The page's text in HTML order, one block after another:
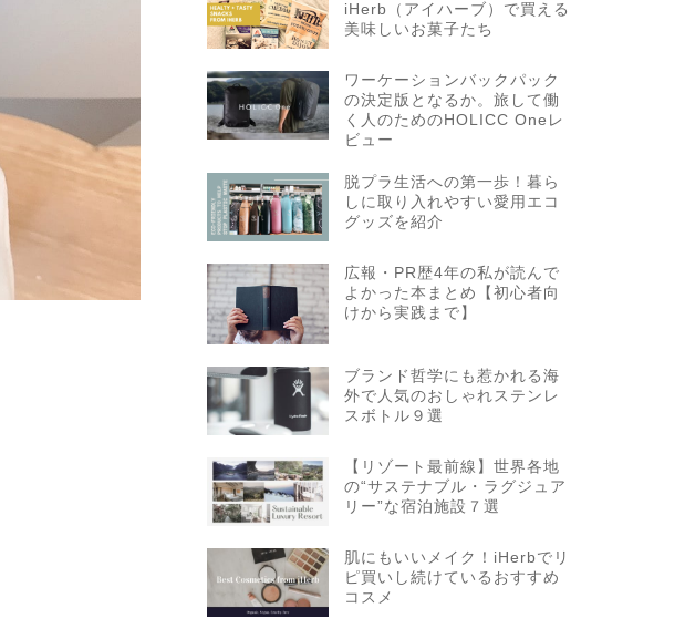
iHerb（アイハーブ）で買える
美味しいお菓子たち
ワーケーションバックパック
の決定版となるか。旅して働
く人のためのHOLICC Oneレ
ビュー
脱プラ生活への第一歩！暮ら
しに取り入れやすい愛用エコ
グッズを紹介
広報・PR歴4年の私が読んで
よかった本まとめ【初心者向
けから実践まで】
ブランド哲学にも惹かれる海
外で人気のおしゃれステンレ
スボトル９選
【リゾート最前線】世界各地
の“サステナブル・ラグジュア
リー”な宿泊施設７選
肌にもいいメイク！iHerbでリ
ピ買いし続けているおすすめ
コスメ